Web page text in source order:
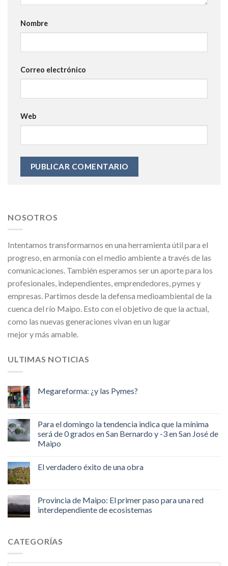
Nombre
Correo electrónico
Web
NOSOTROS
Intentamos transformarnos en una herramienta útil para el
progreso, en armonía con el medio ambiente a través de las
comunicaciones. También esperamos ser un aporte para los
profesionales, independientes, emprendedores, pymes y
empresas. Partimos desde la defensa medioambiental de la
cuenca del río Maipo. Esto con el objetivo de que la actual,
como las nuevas generaciones vivan en un lugar
mejor y más amable.
ULTIMAS NOTICIAS
Megareforma: ¿y las Pymes?
Para el domingo la tendencia indica que la mínima
será de 0 grados en San Bernardo y -3 en San José de
Maipo
El verdadero éxito de una obra
Provincia de Maipo: El primer paso para una red
interdependiente de ecosistemas
CATEGORÍAS